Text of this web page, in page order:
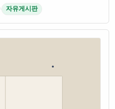
결정했대 방송은 오 라고
임 기욤 패트리는 과거 게임
· 자유게시판